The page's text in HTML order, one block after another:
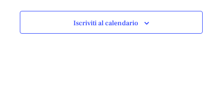
Iscriviti al calendario